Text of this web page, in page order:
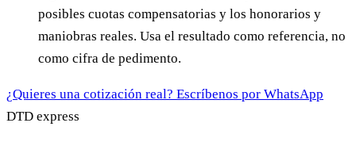
posibles cuotas compensatorias y los honorarios y
maniobras reales. Usa el resultado como referencia, no
como cifra de pedimento.
¿Quieres una cotización real? Escríbenos por WhatsApp
DTD express